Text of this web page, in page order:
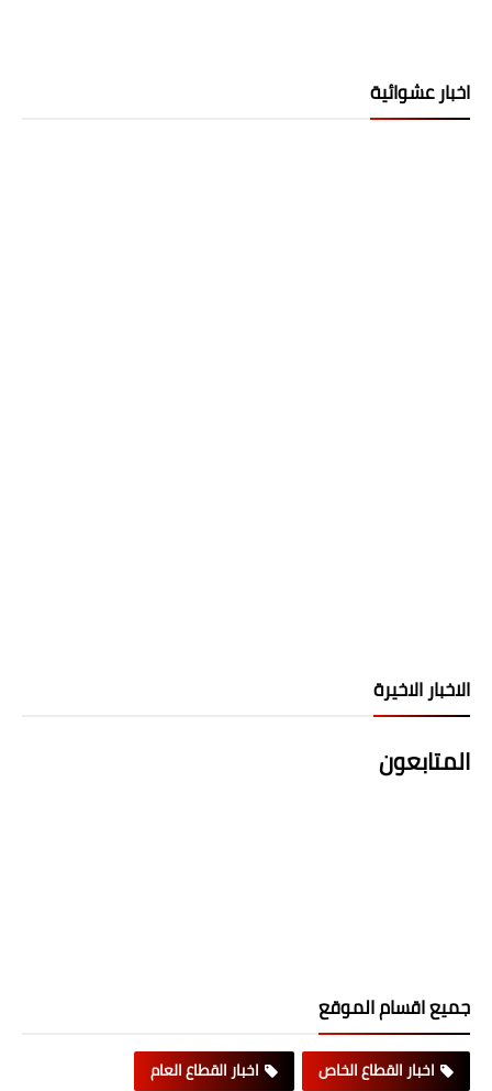
اخبار عشوائية
الاخبار الاخيرة
المتابعون
جميع اقسام الموقع
اخبار القطاع الخاص
اخبار القطاع العام